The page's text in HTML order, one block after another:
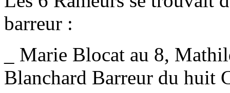
barreur :
_ Marie Blocat au 8,
Blanchard Barreur du huit